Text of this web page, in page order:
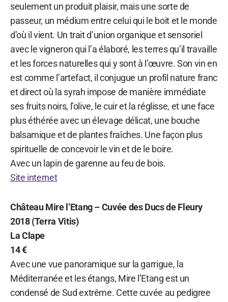
seulement un produit plaisir, mais une sorte de
passeur, un médium entre celui qui le boit et le monde
d’où il vient. Un trait d’union organique et sensoriel
avec le vigneron qui l’a élaboré, les terres qu’il travaille
et les forces naturelles qui y sont à l’œuvre. Son vin en
est comme l’artefact, il conjugue un profil nature franc
et direct où la syrah impose de manière immédiate
ses fruits noirs, l’olive, le cuir et la réglisse, et une face
plus éthérée avec un élevage délicat, une bouche
balsamique et de plantes fraîches. Une façon plus
spirituelle de concevoir le vin et de le boire.
Avec un lapin de garenne au feu de bois.
Site internet
Château Mire l’Etang – Cuvée des Ducs de Fleury
2018 (Terra Vitis)
La Clape
14 €
Avec une vue panoramique sur la garrigue, la
Méditerranée et les étangs, Mire l’Etang est un
condensé de Sud extrême. Cette cuvée au pedigree